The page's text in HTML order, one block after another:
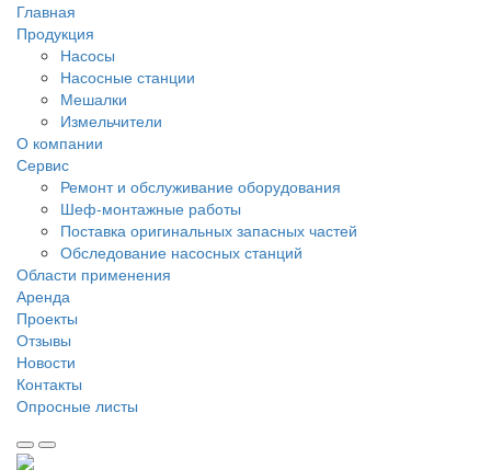
Главная
Продукция
Насосы
Насосные станции
Мешалки
Измельчители
О компании
Сервис
Ремонт и обслуживание оборудования
Шеф-монтажные работы
Поставка оригинальных запасных частей
Обследование насосных станций
Области применения
Аренда
Проекты
Отзывы
Новости
Контакты
Опросные листы